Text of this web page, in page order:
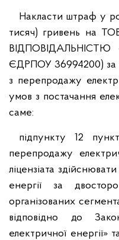
Накласти штраф у
тисяч) гривень на
ВІДПОВІДАЛЬНІСТЮ
ЄДРПОУ 36994200) за
з перепродажу
умов з постачання
саме:
підпункту 12
перепродажу
ліцензіата
енергії за
організованих
відповідно до
електричної енергії»